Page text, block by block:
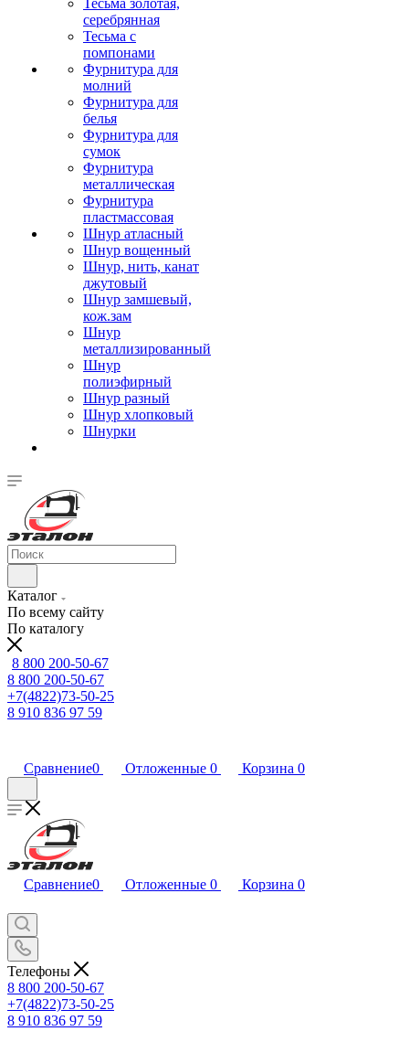
Тесьма золотая,
серебрянная
Тесьма с
помпонами
Фурнитура для
молний
Фурнитура для
белья
Фурнитура для
сумок
Фурнитура
металлическая
Фурнитура
пластмассовая
Шнур атласный
Шнур вощенный
Шнур, нить, канат
джутовый
Шнур замшевый,
кож.зам
Шнур
металлизированный
Шнур
полиэфирный
Шнур разный
Шнур хлопковый
Шнурки
Каталог
По всему сайту
По каталогу
8 800 200-50-67
8 800 200-50-67
+7(4822)73-50-25
8 910 836 97 59
Сравнение0 Отложенные 0 Корзина 0
Сравнение0 Отложенные 0 Корзина 0
Телефоны
8 800 200-50-67
+7(4822)73-50-25
8 910 836 97 59